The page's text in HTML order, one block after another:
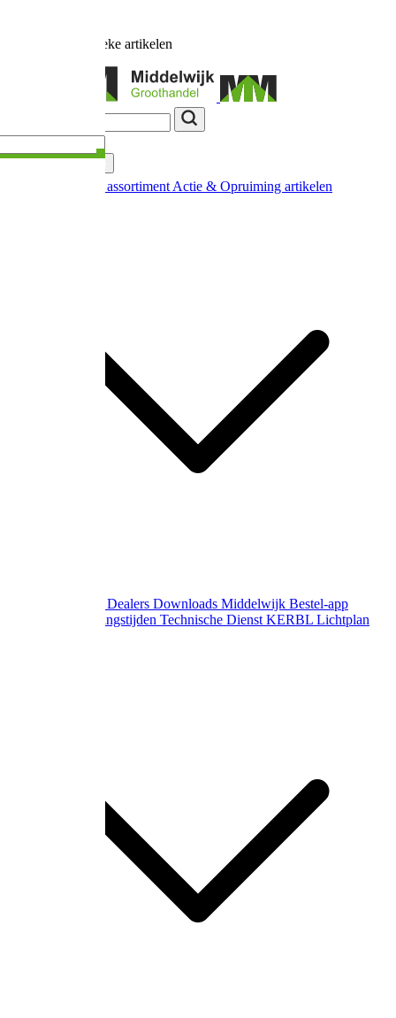
unieke artikelen
Nieuw in ons assortiment Actie & Opruiming artikelen
Dealers Downloads Middelwijk Bestel-app
Gewijzigde openingstijden Technische Dienst KERBL Lichtplan